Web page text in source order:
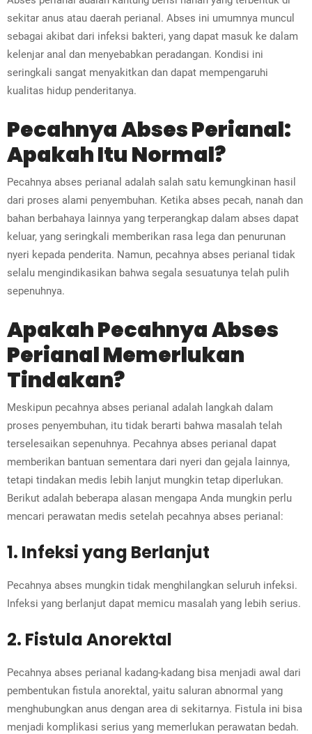
sekitar anus atau daerah perianal. Abses ini umumnya muncul
sebagai akibat dari infeksi bakteri, yang dapat masuk ke dalam
kelenjar anal dan menyebabkan peradangan. Kondisi ini
seringkali sangat menyakitkan dan dapat mempengaruhi
kualitas hidup penderitanya.
Pecahnya Abses Perianal:
Apakah Itu Normal?
Pecahnya abses perianal adalah salah satu kemungkinan hasil
dari proses alami penyembuhan. Ketika abses pecah, nanah dan
bahan berbahaya lainnya yang terperangkap dalam abses dapat
keluar, yang seringkali memberikan rasa lega dan penurunan
nyeri kepada penderita. Namun, pecahnya abses perianal tidak
selalu mengindikasikan bahwa segala sesuatunya telah pulih
sepenuhnya.
Apakah Pecahnya Abses
Perianal Memerlukan
Tindakan?
Meskipun pecahnya abses perianal adalah langkah dalam
proses penyembuhan, itu tidak berarti bahwa masalah telah
terselesaikan sepenuhnya. Pecahnya abses perianal dapat
memberikan bantuan sementara dari nyeri dan gejala lainnya,
tetapi tindakan medis lebih lanjut mungkin tetap diperlukan.
Berikut adalah beberapa alasan mengapa Anda mungkin perlu
mencari perawatan medis setelah pecahnya abses perianal:
1. Infeksi yang Berlanjut
Pecahnya abses mungkin tidak menghilangkan seluruh infeksi.
Infeksi yang berlanjut dapat memicu masalah yang lebih serius.
2. Fistula Anorektal
Pecahnya abses perianal kadang-kadang bisa menjadi awal dari
pembentukan fistula anorektal, yaitu saluran abnormal yang
menghubungkan anus dengan area di sekitarnya. Fistula ini bisa
menjadi komplikasi serius yang memerlukan perawatan bedah.